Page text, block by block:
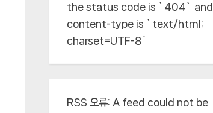
the status code is `404` and
content-type is `text/html;
charset=UTF-8`
RSS 오류: A feed could not be